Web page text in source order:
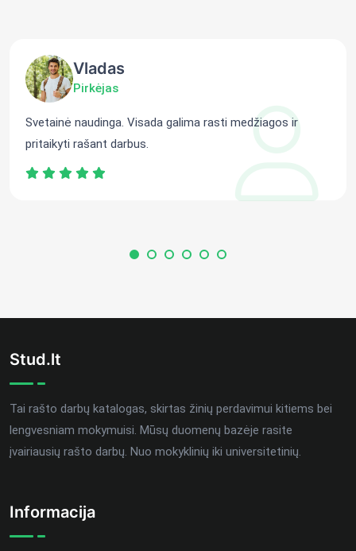
Vladas
Pirkėjas
Svetainė naudinga. Visada galima rasti medžiagos ir
pritaikyti rašant darbus.
Stud.lt
Tai rašto darbų katalogas, skirtas žinių perdavimui kitiems bei
lengvesniam mokymuisi. Mūsų duomenų bazėje rasite
įvairiausių rašto darbų. Nuo mokyklinių iki universitetinių.
Informacija